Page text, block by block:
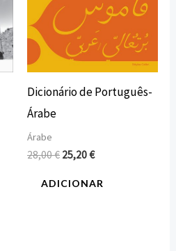
Dicionário de Português-
Árabe
Árabe
28,00€ 25,20€
ADICIONAR